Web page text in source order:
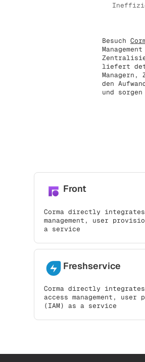
Besuch
liefert
den
und
Front
Corma directly
management, user
a service
Freshservice
Corma directly
access management,
(IAM) as a service